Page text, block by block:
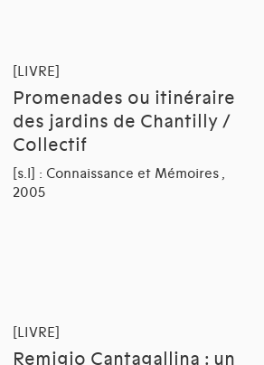
[LIVRE]
Promenades ou itinéraire
des jardins de Chantilly /
Collectif
[s.l] : Connaissance et Mémoires ,
2005
[LIVRE]
Remigio Cantagallina : un